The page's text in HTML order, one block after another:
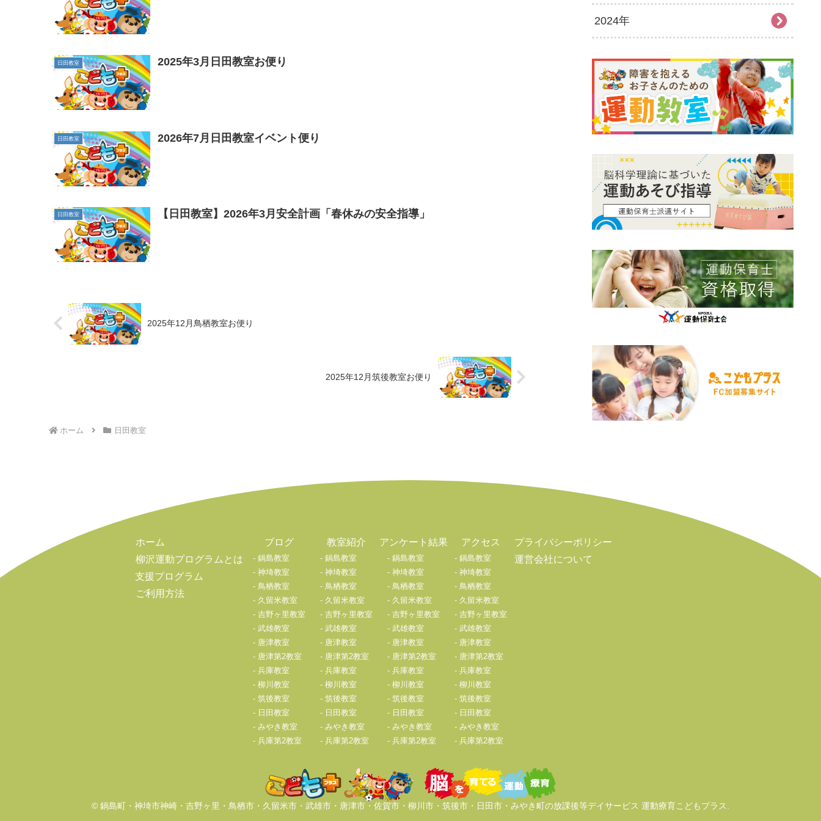
日田教室 2025年3月日田教室お便り
日田教室 2026年7月日田教室イベント便り
日田教室 【日田教室】2026年3月安全計画「春休みの安全指導」
2025年12月鳥栖教室お便り
2025年12月筑後教室お便り
ホーム 日田教室
2026年7月
2026年5月
2026年4月
2026年3月
2026年2月
2026年1月
2025年12月
2025年10月
2025年9月
2025年8月
2025年7月
2025年6月
2025年5月
2025年4月
2025年2月
2025年1月
2024年
2024年11月
2024年10月
2024年9月
2024年8月
2024年7月
2024年6月
2024年5月
2024年3月
ホーム
柳沢運動プログラムとは
支援プログラム
ご利用方法
ブログ
鍋島教室
神埼教室
鳥栖教室
久留米教室
吉野ヶ里教室
武雄教室
唐津教室
唐津第2教室
兵庫教室
柳川教室
筑後教室
日田教室
みやき教室
兵庫第2教室
教室紹介
鍋島教室
神埼教室
鳥栖教室
久留米教室
吉野ヶ里教室
武雄教室
唐津教室
唐津第2教室
兵庫教室
柳川教室
筑後教室
日田教室
みやき教室
兵庫第2教室
アンケート結果
鍋島教室
神埼教室
鳥栖教室
久留米教室
吉野ヶ里教室
武雄教室
唐津教室
唐津第2教室
兵庫教室
柳川教室
筑後教室
日田教室
みやき教室
兵庫第2教室
アクセス
鍋島教室
神埼教室
鳥栖教室
久留米教室
吉野ヶ里教室
武雄教室
唐津教室
唐津第2教室
兵庫教室
柳川教室
筑後教室
日田教室
みやき教室
兵庫第2教室
プライバシーポリシー
運営会社について
© 鍋島町・神埼市神崎・吉野ヶ里・鳥栖市・久留米市・武雄市・唐津市・佐賀市・柳川市・筑後市・日田市・みやき町の放課後等デイサービス 運動療育こどもプラス.